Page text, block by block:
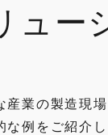
ュー
産業の製造現
例をご紹介し